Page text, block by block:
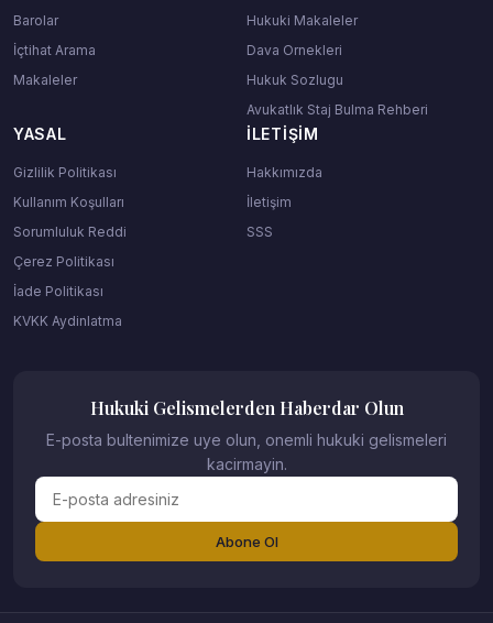
Barolar
İçtihat Arama
Makaleler
Hukuki Makaleler
Dava Ornekleri
Hukuk Sozlugu
Avukatlık Staj Bulma Rehberi
YASAL
Gizlilik Politikası
Kullanım Koşulları
Sorumluluk Reddi
Çerez Politikası
İade Politikası
KVKK Aydinlatma
İLETIŞIM
Hakkımızda
İletişim
SSS
Hukuki Gelismelerden Haberdar Olun
E-posta bultenimize uye olun, onemli hukuki gelismeleri
kacirmayin.
Abone Ol